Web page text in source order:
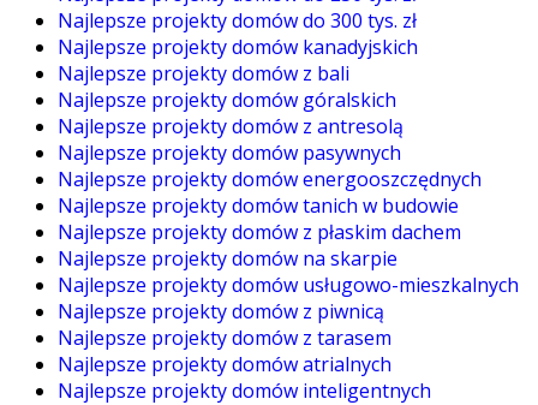
Najlepsze projekty domów do 300 tys. zł
Najlepsze projekty domów kanadyjskich
Najlepsze projekty domów z bali
Najlepsze projekty domów góralskich
Najlepsze projekty domów z antresolą
Najlepsze projekty domów pasywnych
Najlepsze projekty domów energooszczędnych
Najlepsze projekty domów tanich w budowie
Najlepsze projekty domów z płaskim dachem
Najlepsze projekty domów na skarpie
Najlepsze projekty domów usługowo-mieszkalnych
Najlepsze projekty domów z piwnicą
Najlepsze projekty domów z tarasem
Najlepsze projekty domów atrialnych
Najlepsze projekty domów inteligentnych